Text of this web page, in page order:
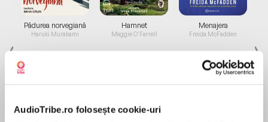
AudioTribe.ro folosește cookie-uri
Pădurea norvegiană
Haruki Murakami
Hamnet
Maggie O'Farrell
Menajera
Freida McFadden